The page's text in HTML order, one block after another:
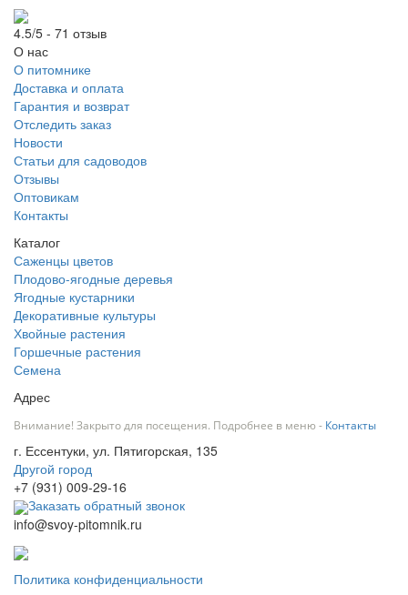
4.5/5 - 71 отзыв
О нас
О питомнике
Доставка и оплата
Гарантия и возврат
Отследить заказ
Новости
Статьи для садоводов
Отзывы
Оптовикам
Контакты
Каталог
Саженцы цветов
Плодово-ягодные деревья
Ягодные кустарники
Декоративные культуры
Хвойные растения
Горшечные растения
Семена
Адрес
Внимание! Закрыто для посещения. Подробнее в меню - Контакты
г. Ессентуки, ул. Пятигорская, 135
Другой город
+7 (931) 009-29-16
Заказать обратный звонок
info@svoy-pitomnik.ru
Политика конфиденциальности